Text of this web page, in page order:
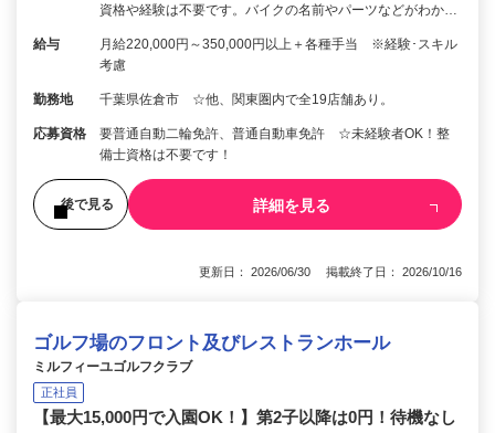
資格や経験は不要です。バイクの名前やパーツなどがわか…
給与
月給220,000円～350,000円以上＋各種手当 ※経験･スキル
考慮
勤務地 千葉県佐倉市 ☆他、関東圏内で全19店舗あり。
応募資格
要普通自動二輪免許、普通自動車免許 ☆未経験者OK！整
備士資格は不要です！
後で見る 詳細を見る
更新日： 2026/06/30 掲載終了日： 2026/10/16
ゴルフ場のフロント及びレストランホール
ミルフィーユゴルフクラブ
正社員
【最大15,000円で入園OK！】第2子以降は0円！待機なし